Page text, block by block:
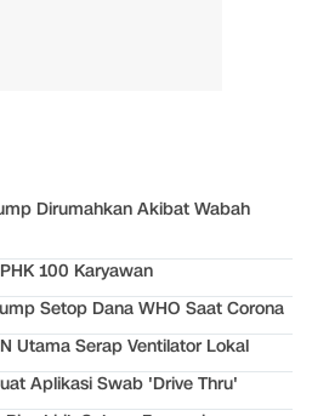
Dirumahkan Akibat Wabah
100 Karyawan
Setop Dana WHO Saat Corona
Utama Serap Ventilator Lokal
Aplikasi Swab 'Drive Thru'